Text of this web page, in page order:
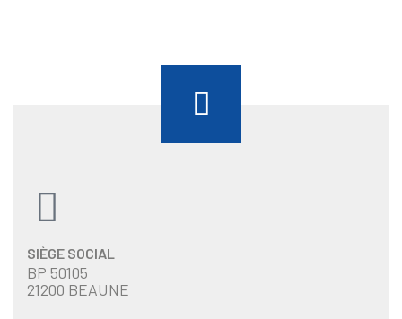
SIÈGE SOCIAL
BP 50105
21200 BEAUNE